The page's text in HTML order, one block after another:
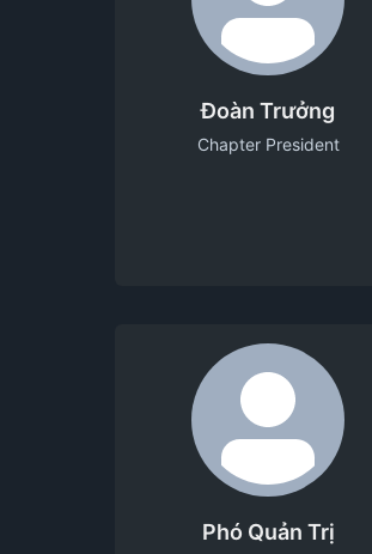
Đoàn Trưởng
Chapter President
Phó Quản Trị